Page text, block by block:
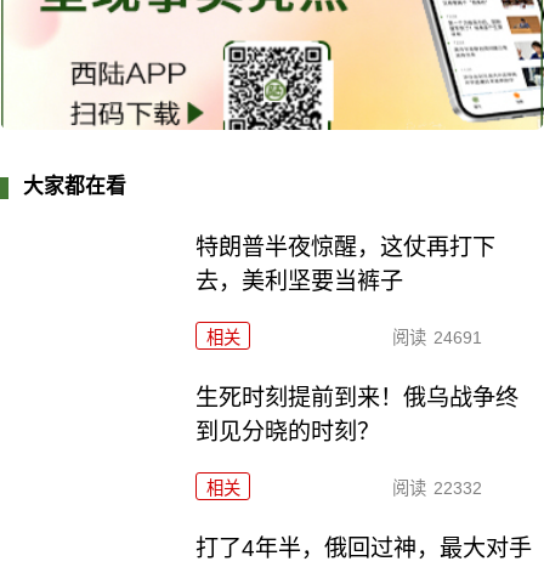
大家都在看
特朗普半夜惊醒，这仗再打下
去，美利坚要当裤子
相关 阅读 24691
生死时刻提前到来！俄乌战争终
到见分晓的时刻？
相关 阅读 22332
打了4年半，俄回过神，最大对手